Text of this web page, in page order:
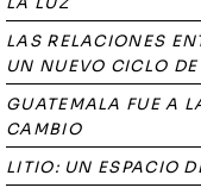
LAS RELACIONES
UN NUEVO CICLO
GUATEMALA FUE A
CAMBIO
LITIO: UN ESPACIO